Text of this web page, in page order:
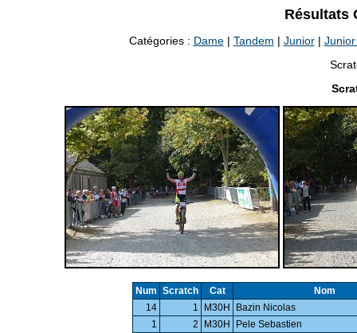
Résultats
Catégories : Dame| Tandem | Junior|
Num Scratch Cat
Nom
14
1 M30H
Bazin Nicolas
1
2 M30H
Pele Sebastien